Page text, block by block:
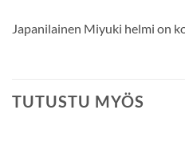
Japanilainen Miyuki helmi on
TUTUSTU MYÖS